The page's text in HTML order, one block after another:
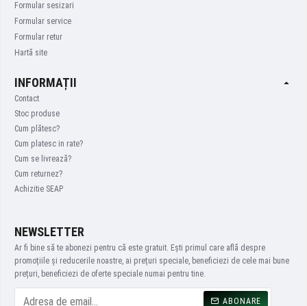
Formular sesizari
Formular service
Formular retur
Hartă site
INFORMAȚII
Contact
Stoc produse
Cum plătesc?
Cum platesc in rate?
Cum se livrează?
Cum returnez?
Achizitie SEAP
NEWSLETTER
Ar fi bine să te abonezi pentru că este gratuit. Ești primul care află despre
promoțiile și reducerile noastre, ai prețuri speciale, beneficiezi de cele mai bune
prețuri, beneficiezi de oferte speciale numai pentru tine.
ABONARE